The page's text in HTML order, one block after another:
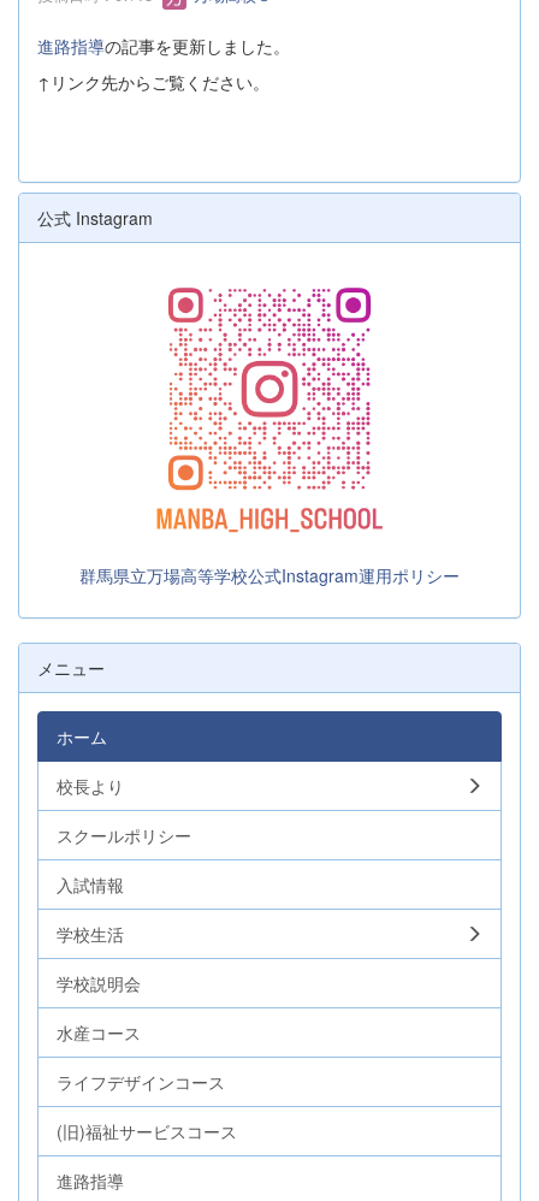
進路指導の記事を更新しました。
↑リンク先からご覧ください。
公式 Instagram
群馬県立万場高等学校公式Instagram運用ポリシー
メニュー
ホーム
校長より
スクールポリシー
入試情報
学校生活
学校説明会
水産コース
ライフデザインコース
(旧)福祉サービスコース
進路指導